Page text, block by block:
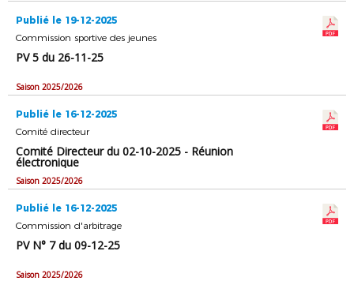
Publié le 19-12-2025
Commission sportive des jeunes
PV 5 du 26-11-25
Saison 2025/2026
Publié le 16-12-2025
Comité directeur
Comité Directeur du 02-10-2025 - Réunion
électronique
Saison 2025/2026
Publié le 16-12-2025
Commission d'arbitrage
PV N° 7 du 09-12-25
Saison 2025/2026